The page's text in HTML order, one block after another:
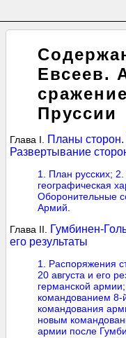
Евсеев.
Пруссии
Глава I.
Планы сторон.
Развертывание
1. План русских;
географическая
Оборонительные
Армий
Глава II.
Гумбинен-
его результаты
1. Распоряжения
20 августа и его
германской
командованием 8-
командования
новым
армии после